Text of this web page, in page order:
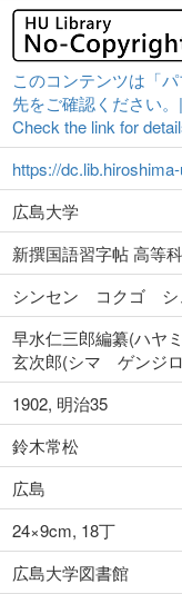
このコンテンツは「
先をご確認ください
Check the link for
https://
広島大学
新撰国語習字帖 高等
シンセン コクゴ シ
早水仁三郎編纂(ハヤ
玄次郎(シマ ゲンジ
1902, 明治35
鈴木常松
広島
24×9cm, 18丁
広島大学図書館